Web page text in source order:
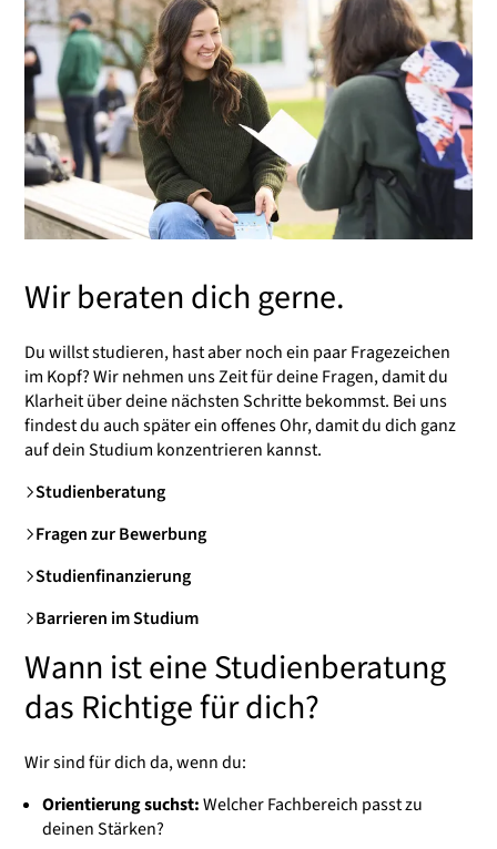
Wir beraten dich gerne.
Du willst studieren, hast aber noch ein paar Fragezeichen
im Kopf? Wir nehmen uns Zeit für deine Fragen, damit du
Klarheit über deine nächsten Schritte bekommst. Bei uns
findest du auch später ein offenes Ohr, damit du dich ganz
auf dein Studium konzentrieren kannst.
Studienberatung
Fragen zur Bewerbung
Studienfinanzierung
Barrieren im Studium
Wann ist eine Studienberatung
das Richtige für dich?
Wir sind für dich da, wenn du:
Orientierung suchst:Welcher Fachbereich passt zu
deinen Stärken?